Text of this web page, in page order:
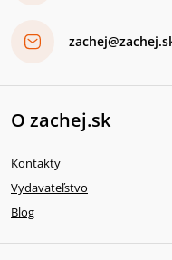
O zachej.sk
Kontakty
Vydavateľstvo
Blog